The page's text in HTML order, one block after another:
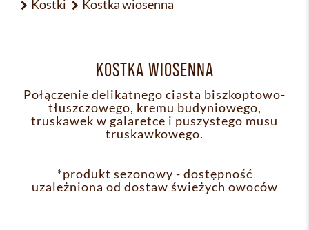
Kostki
Kostka wiosenna
KOSTKA WIOSENNA
Połączenie delikatnego ciasta biszkoptowo-
tłuszczowego, kremu budyniowego,
truskawek w galaretce i puszystego musu
truskawkowego.
*produkt sezonowy - dostępność
uzależniona od dostaw świeżych owoców